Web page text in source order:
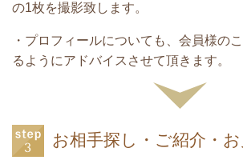
の1枚を撮影致します。
・プロフィールについても、会員様の
るようにアドバイスさせて
お相手探し・ご紹介・